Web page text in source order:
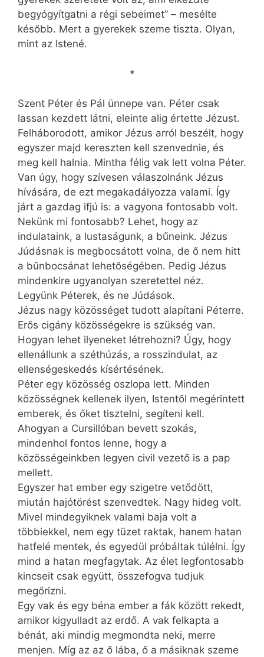
begyógyítgatni a régi sebeimet” – mesélte
később. Mert a gyerekek szeme tiszta. Olyan,
mint az Istené.
*
Szent Péter és Pál ünnepe van. Péter csak
lassan kezdett látni, eleinte alig értette Jézust.
Felháborodott, amikor Jézus arról beszélt, hogy
egyszer majd kereszten kell szenvednie, és
meg kell halnia. Mintha félig vak lett volna Péter.
Van úgy, hogy szívesen válaszolnánk Jézus
hívására, de ezt megakadályozza valami. Így
járt a gazdag ifjú is: a vagyona fontosabb volt.
Nekünk mi fontosabb? Lehet, hogy az
indulataink, a lustaságunk, a bűneink. Jézus
Júdásnak is megbocsátott volna, de ő nem hitt
a bűnbocsánat lehetőségében. Pedig Jézus
mindenkire ugyanolyan szeretettel néz.
Legyünk Péterek, és ne Júdások.
Jézus nagy közösséget tudott alapítani Péterre.
Erős cigány közösségekre is szükség van.
Hogyan lehet ilyeneket létrehozni? Úgy, hogy
ellen­állunk a széthúzás, a rosszindulat, az
ellenségeskedés kísértésének.
Péter egy közösség oszlopa lett. Minden
közösségnek kellenek ilyen, Istentől megérintett
emberek, és őket tisztelni, segíteni kell.
Ahogyan a Cursillóban bevett szokás,
mindenhol fontos lenne, hogy a
közösségeinkben legyen civil vezető is a pap
mellett.
Egyszer hat ember egy szigetre vetődött,
miután hajótörést szenvedtek. Nagy hideg volt.
Mivel mindegyiknek valami baja volt a
többiekkel, nem egy tüzet raktak, hanem hatan
hatfelé mentek, és egyedül próbáltak túlélni. Így
mind a hatan megfagytak. Az élet legfontosabb
kincseit csak együtt, összefogva tudjuk
megőrizni.
Egy vak és egy béna ember a fák között rekedt,
amikor kigyulladt az erdő. A vak felkapta a
bénát, aki mindig megmondta neki, merre
menjen. Míg az az ő lába, ő a másiknak szeme